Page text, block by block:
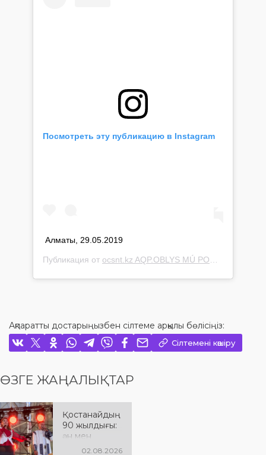
Посмотреть эту публикацию в Instagram
Алматы, 29.05.2019
Публикация от ocsnt.kz AQP.OBLYS MÚ PORTALY
Ақпаратты достарыңызбен сілтеме арқылы бөлісіңіз:
Сілтемені көшіру
ӨЗГЕ ЖАҢАЛЫҚТАР
Қостанайдың
90 жылдығы:
ән мен
әсерге толы
02.08.2026